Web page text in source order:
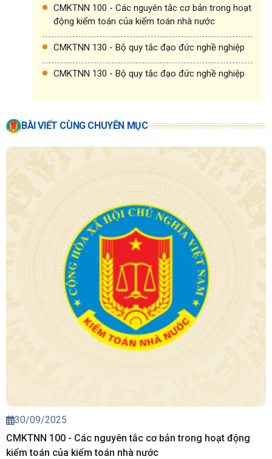
CMKTNN 100 - Các nguyên tắc cơ bản trong hoạt
động kiểm toán của kiểm toán nhà nước
CMKTNN 130 - Bộ quy tắc đạo đức nghề nghiệp
CMKTNN 130 - Bộ quy tắc đạo đức nghề nghiệp
BÀI VIẾT CÙNG CHUYÊN MỤC
30/09/2025
CMKTNN 100 - Các nguyên tắc cơ bản trong hoạt động
kiểm toán của kiểm toán nhà nước